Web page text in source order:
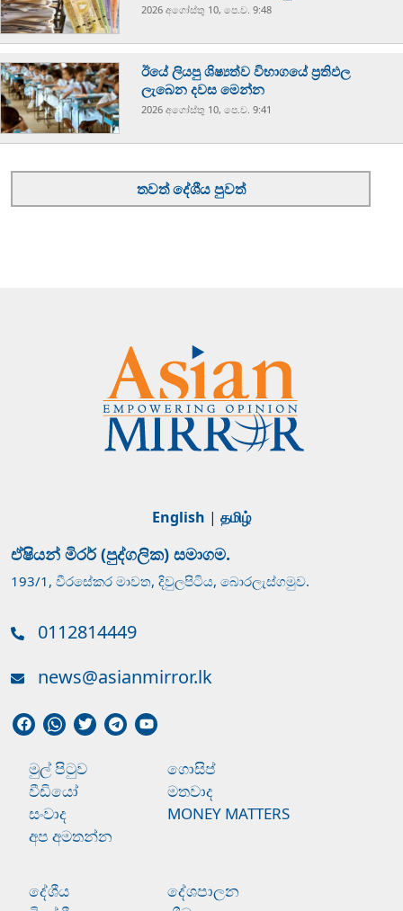
2026 අගෝස්‍තු 10, පෙ.ව. 9:48
ඊයේ ලියපු ශිෂ්‍යත්ව විභාගයේ ප්‍රතිඵල
ලැබෙන දවස මෙන්න
2026 අගෝස්‍තු 10, පෙ.ව. 9:41
තවත් දේශීය පුවත්
English | தமிழ்
ඒෂියන් මිරර් (පුද්ගලික) සමාගම.
193/1, වීරසේකර මාවත, දිවුලපිටිය, බොරලැස්ගමුව.
0112814449
news@asianmirror.lk
මුල් පිටුව
ගොසිප්
වීඩියෝ
මතවාද
සංවාද
MONEY MATTERS
අප අමතන්න
දේශීය
දේශපාලන